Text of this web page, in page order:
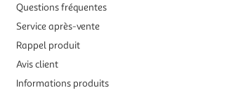
Questions fréquentes
Service après-vente
Rappel produit
Avis client
Informations produits